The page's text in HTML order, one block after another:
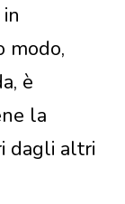
modo,
è
la
dagli altri